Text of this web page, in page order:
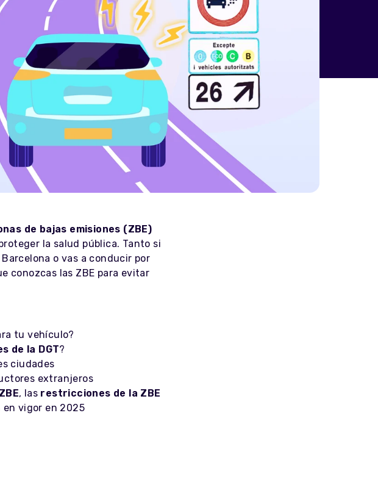
de bajas emisiones (ZBE)
la salud pública. Tanto si
o vas a conducir por
conozcas las ZBE para evitar
tu vehículo?
de la DGT?
ciudades
extranjeros
, las restricciones de la ZBE
en vigor en 2025